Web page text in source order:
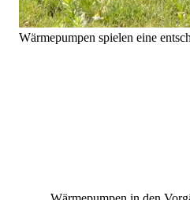
Wärmepumpen spielen eine